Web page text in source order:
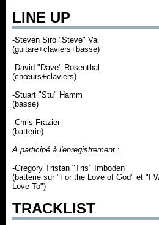
LINE UP
-Steven Siro "Steve" Vai
(guitare+claviers+basse)
-David "Dave" Rosenthal
(chœurs+claviers)
-Stuart "Stu" Hamm
(basse)
-Chris Frazier
(batterie)
A participé à l'enregistrement :
-Gregory Tristan "Tris" Imboden
(batterie sur "For the Love of God" et "I
Love To")
TRACKLIST